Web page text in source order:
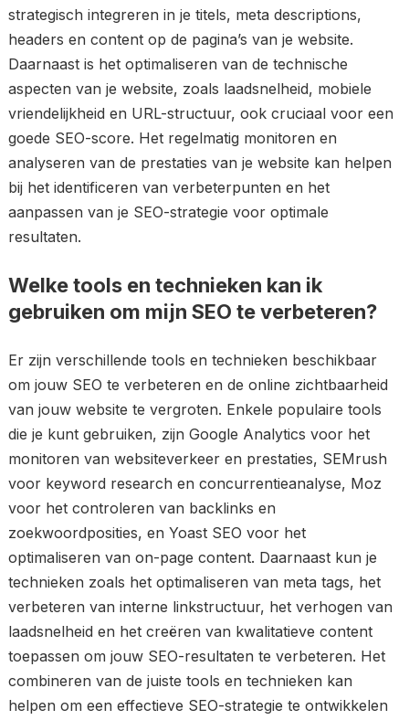
strategisch integreren in je titels, meta descriptions,
headers en content op de pagina’s van je website.
Daarnaast is het optimaliseren van de technische
aspecten van je website, zoals laadsnelheid, mobiele
vriendelijkheid en URL-structuur, ook cruciaal voor een
goede SEO-score. Het regelmatig monitoren en
analyseren van de prestaties van je website kan helpen
bij het identificeren van verbeterpunten en het
aanpassen van je SEO-strategie voor optimale
resultaten.
Welke tools en technieken kan ik
gebruiken om mijn SEO te verbeteren?
Er zijn verschillende tools en technieken beschikbaar
om jouw SEO te verbeteren en de online zichtbaarheid
van jouw website te vergroten. Enkele populaire tools
die je kunt gebruiken, zijn Google Analytics voor het
monitoren van websiteverkeer en prestaties, SEMrush
voor keyword research en concurrentieanalyse, Moz
voor het controleren van backlinks en
zoekwoordposities, en Yoast SEO voor het
optimaliseren van on-page content. Daarnaast kun je
technieken zoals het optimaliseren van meta tags, het
verbeteren van interne linkstructuur, het verhogen van
laadsnelheid en het creëren van kwalitatieve content
toepassen om jouw SEO-resultaten te verbeteren. Het
combineren van de juiste tools en technieken kan
helpen om een effectieve SEO-strategie te ontwikkelen